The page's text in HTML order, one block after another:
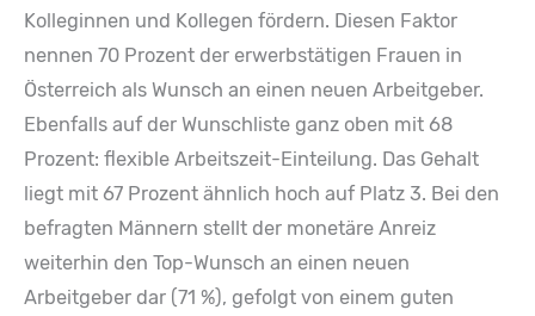
Kolleginnen und Kollegen fördern. Diesen Faktor
nennen 70 Prozent der erwerbstätigen Frauen in
Österreich als Wunsch an einen neuen Arbeitgeber.
Ebenfalls auf der Wunschliste ganz oben mit 68
Prozent: flexible Arbeitszeit-Einteilung. Das Gehalt
liegt mit 67 Prozent ähnlich hoch auf Platz 3. Bei den
befragten Männern stellt der monetäre Anreiz
weiterhin den Top-Wunsch an einen neuen
Arbeitgeber dar (71 %), gefolgt von einem guten